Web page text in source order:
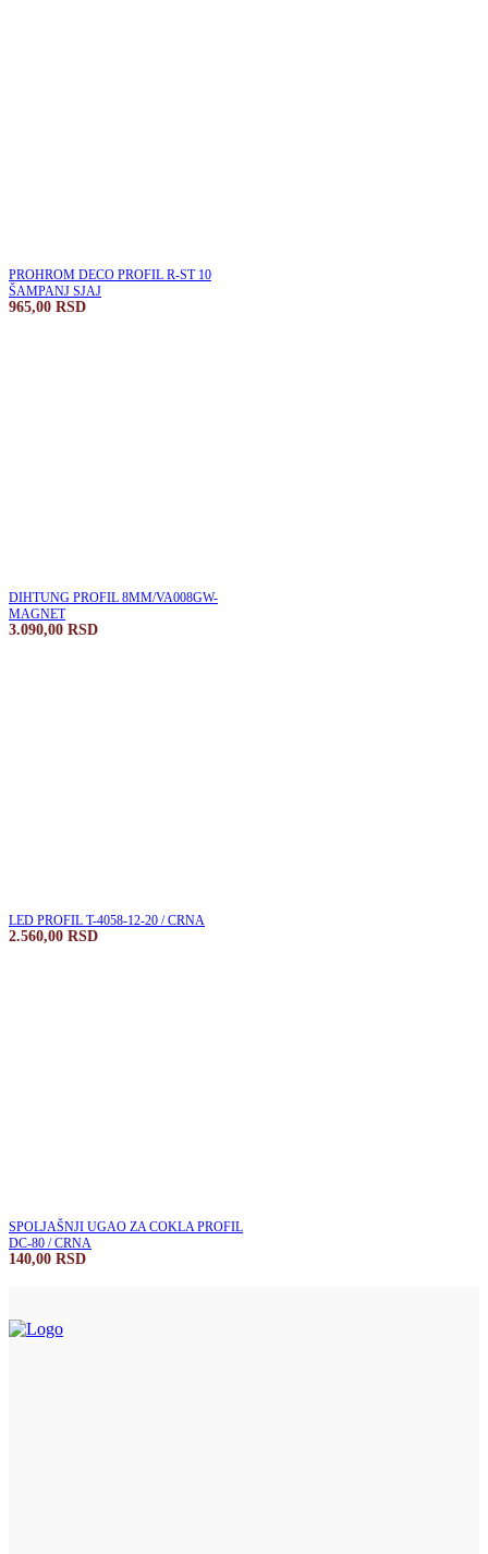
PROHROM DECO PROFIL R-ST 10
ŠAMPANJ SJAJ
965,00 RSD
DIHTUNG PROFIL 8MM/VA008GW-
MAGNET
3.090,00 RSD
LED PROFIL T-4058-12-20 / CRNA
2.560,00 RSD
SPOLJAŠNJI UGAO ZA COKLA PROFIL
DC-80 / CRNA
140,00 RSD